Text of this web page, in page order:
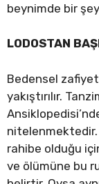
beynimde bir
LODOSTAN
Bedensel
yakıştırılır.
nitelenmektedir.
rahibe olduğu
ve ölümüne bu